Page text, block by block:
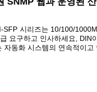
시리즈는 10/100/
요구하고 인사하세요, DIN
동화 시스템의 연속적이